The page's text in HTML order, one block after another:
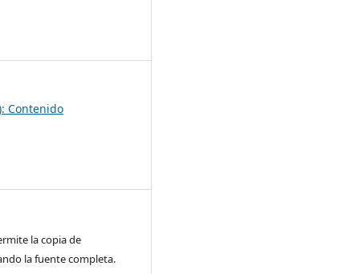
Contenido
la copia de
la fuente completa.